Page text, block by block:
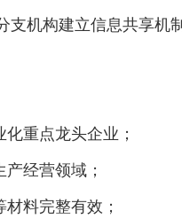
支机构建立信息共享机
化重点龙头企业；
产经营领域；
材料完整有效；